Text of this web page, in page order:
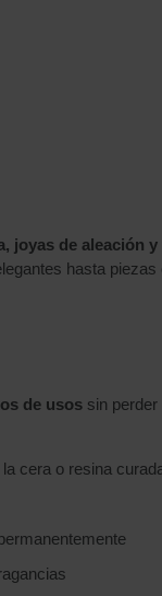
joyas de aleación
hasta
de usos sin perder
cera o resina